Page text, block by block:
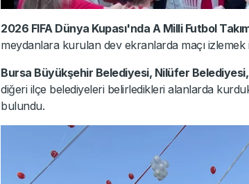
2026 FIFA Dünya Kupası'nda A Milli Futbol
meydanlara kurulan dev ekranlarda maçı
Bursa Büyükşehir Belediyesi, Nilüfer Belediyesi,
diğeri ilçe belediyeleri belirledikleri alanlarda
bulundu.